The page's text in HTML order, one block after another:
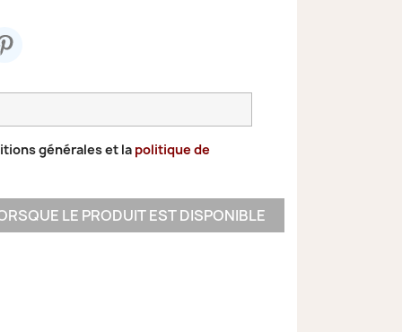
générales et la politique de
LE PRODUIT EST DISPONIBLE